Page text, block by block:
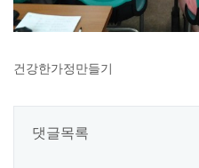
건강한가정만들기
댓글목록